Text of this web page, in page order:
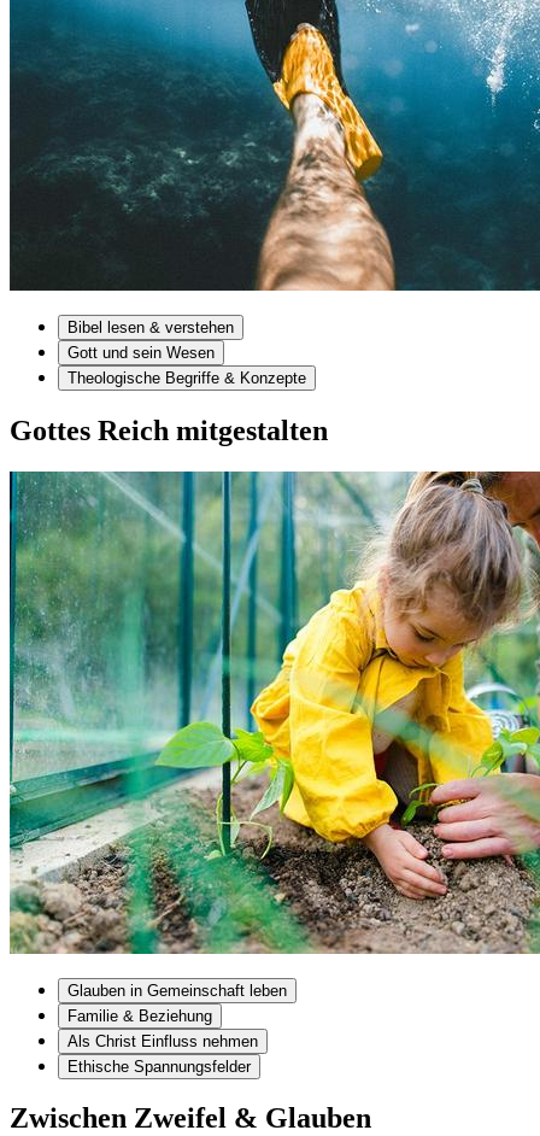
Bibel lesen & verstehen
Gott und sein Wesen
Theologische Begriffe & Konzepte
Gottes Reich mitgestalten
Glauben in Gemeinschaft leben
Familie & Beziehung
Als Christ Einfluss nehmen
Ethische Spannungsfelder
Zwischen Zweifel & Glauben